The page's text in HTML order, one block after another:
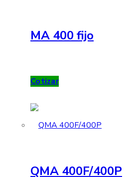
MA 400 fijo
Cotizar
QMA 400F/400P